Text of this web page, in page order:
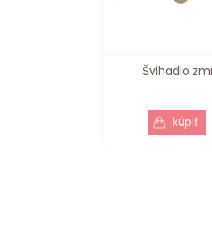
Švihadlo